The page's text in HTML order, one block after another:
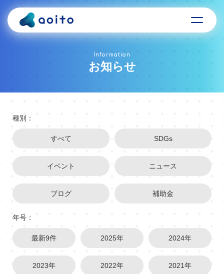
Information
お知らせ
種別：
すべて SDGs
イベント ニュース
ブログ 補助金
年号：
最新9件 2025年 2024年
2023年 2022年 2021年